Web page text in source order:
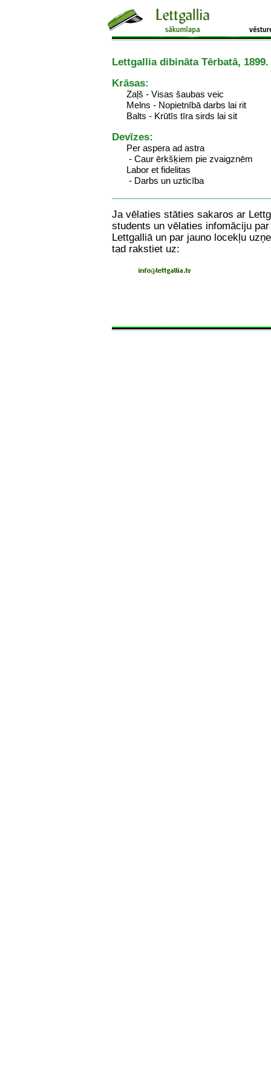
Lettgallia dibināta Tērbatā,
Krāsas:
Zaļš - Visas šaubas veic
Melns - Nopietnībā darbs lai rit
Balts - Krūtīs tīra sirds lai sit
Devīzes:
Per aspera ad astra
- Caur ērkšķiem pie zvaigznēm
Labor et fidelitas
- Darbs un uzticība
Ja vēlaties stāties sakaros ar
students un vēlaties infomāciju
Lettgalliā un par jauno locekļu
tad rakstiet uz: